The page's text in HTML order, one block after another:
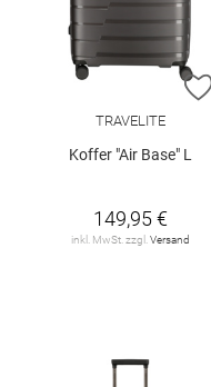
TRAVELITE
Koffer "Air Base" L
149,95 €
inkl. MwSt. zzgl. Versand